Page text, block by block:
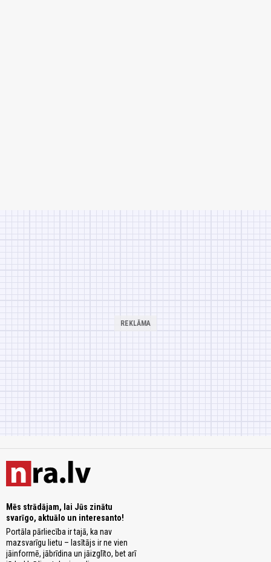
Mēs strādājam, lai Jūs zinātu
svarīgo, aktuālo un interesanto!
Portāla pārliecība ir tajā, ka nav
mazsvarīgu lietu – lasītājs ir ne vien
jāinformē, jābrīdina un jāizglīto, bet arī